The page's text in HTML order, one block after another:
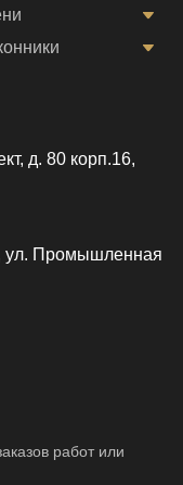
д. 80 корп.16,
ул. Промышленная
работ или